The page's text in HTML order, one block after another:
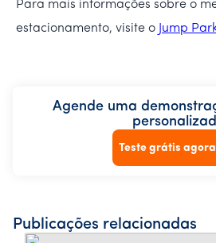
Para mais informações sobre o
estacionamento, visite o Jump
Agende uma
Teste grátis agora
Publicações relacionadas